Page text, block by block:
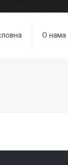
О нама